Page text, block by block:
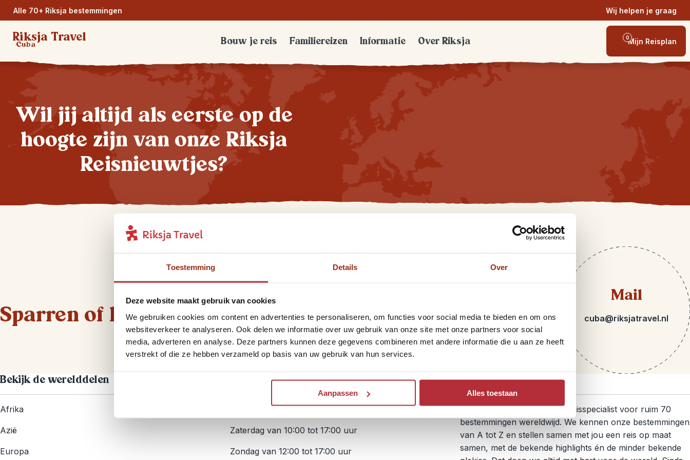
Toestemming Details Over
Deze website maakt gebruik van cookies
We gebruiken cookies om content en advertenties te personaliseren, om functies voor social media te bieden en om ons
websiteverkeer te analyseren. Ook delen we informatie over uw gebruik van onze site met onze partners voor social
media, adverteren en analyse. Deze partners kunnen deze gegevens combineren met andere informatie die u aan ze heeft
verstrekt of die ze hebben verzameld op basis van uw gebruik van hun services.
Aanpassen Alles toestaan
Alle 70+ Riksja bestemmingen Wij helpen je graag
Riksja Travel
Cuba Bouw je reis Familiereizen Informatie Over Riksja 0Mijn Reisplan
Wil jij altijd als eerste op de
hoogte zijn van onze Riksja
Reisnieuwtjes?
Sparren of heb je vragen? 071 891 03 27
Mail
cuba@riksjatravel.nl
Bekijk de werelddelen
Afrika
Azië
Europa
Openingstijden
Maandag t/m vrijdag van 9:00 tot 17:30 uur
Zaterdag van 10:00 tot 17:00 uur
Zondag van 12:00 tot 17:00 uur
Over Riksja
Al meer dan 25 jaar zijn we reisspecialist voor ruim 70
bestemmingen wereldwijd. We kennen onze bestemmingen
van A tot Z en stellen samen met jou een reis op maat
samen, met de bekende highlights én de minder bekende